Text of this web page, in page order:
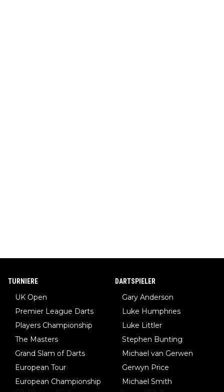
TURNIERE
UK Open
Premier League Darts
Players Championship
The Masters
Grand Slam of Darts
European Tour
European Championship
DARTSPIELER
Gary Anderson
Luke Humphries
Luke Littler
Stephen Bunting
Michael van Gerwen
Gerwyn Price
Michael Smith